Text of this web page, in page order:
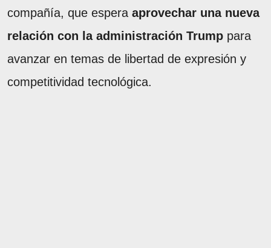
compañía, que espera aprovechar una nueva
relación con la administración Trump para
avanzar en temas de libertad de expresión y
competitividad tecnológica.